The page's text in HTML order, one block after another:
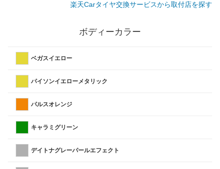
楽天Carタイヤ交換サービスから取付店を探す
ボディーカラー
ベガスイエロー
パイソンイエローメタリック
パルスオレンジ
キャラミグリーン
デイトナグレーパールエフェクト